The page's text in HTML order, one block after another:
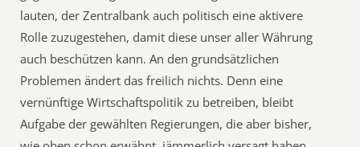
lauten, der Zentralbank auch politisch eine aktivere
Rolle zuzugestehen, damit diese unser aller Währung
auch beschützen kann. An den grundsätzlichen
Problemen ändert das freilich nichts. Denn eine
vernünftige Wirtschaftspolitik zu betreiben, bleibt
Aufgabe der gewählten Regierungen, die aber bisher,